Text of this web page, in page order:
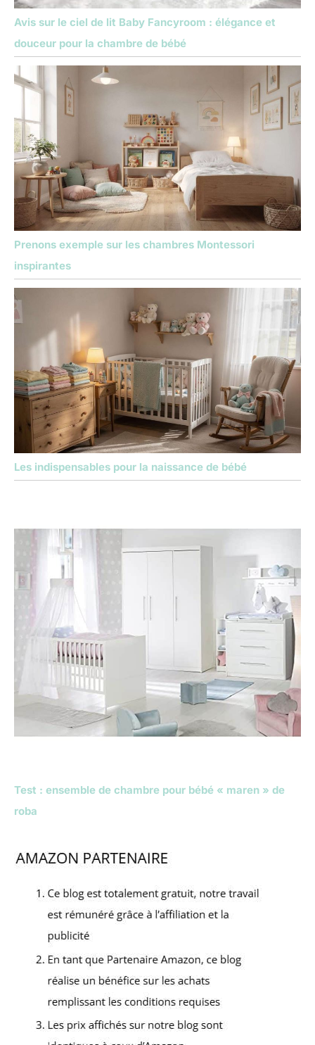
Avis sur le ciel de lit Baby Fancyroom : élégance et
douceur pour la chambre de bébé
Prenons exemple sur les chambres Montessori
inspirantes
Les indispensables pour la naissance de bébé
Test : ensemble de chambre pour bébé « maren » de
roba